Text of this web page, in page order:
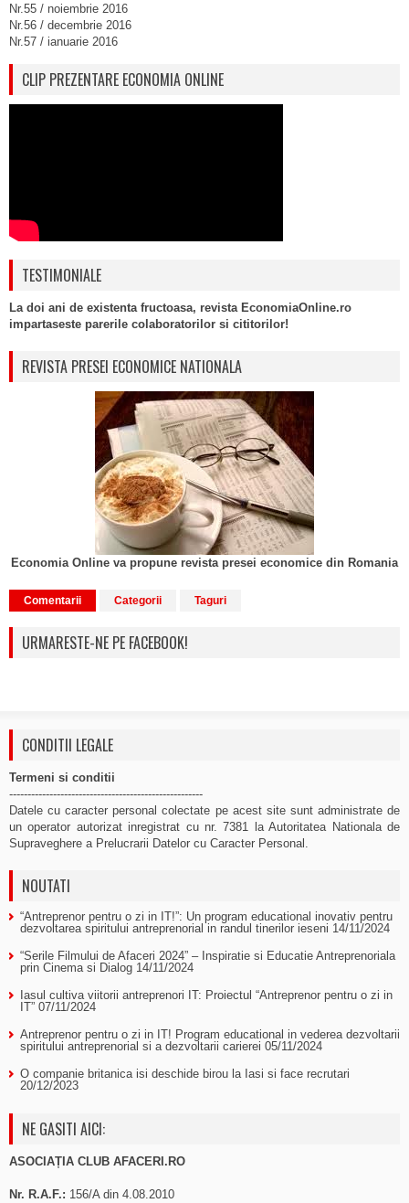
Nr.55 / noiembrie 2016
Nr.56 / decembrie 2016
Nr.57 / ianuarie 2016
CLIP PREZENTARE ECONOMIA ONLINE
TESTIMONIALE
La doi ani de existenta fructoasa, revista EconomiaOnline.ro
impartaseste parerile colaboratorilor si cititorilor!
REVISTA PRESEI ECONOMICE NATIONALA
Economia Online va propune revista presei economice din Romania
Comentarii Categorii Taguri
URMARESTE-NE PE FACEBOOK!
CONDITII LEGALE
Termeni si conditii
-----------------------------------------------------
Datele cu caracter personal colectate pe acest site sunt administrate de
un operator autorizat inregistrat cu nr. 7381 la Autoritatea Nationala de
Supraveghere a Prelucrarii Datelor cu Caracter Personal.
NOUTATI
“Antreprenor pentru o zi in IT!”: Un program educational inovativ pentru
dezvoltarea spiritului antreprenorial in randul tinerilor ieseni 14/11/2024
“Serile Filmului de Afaceri 2024” – Inspiratie si Educatie Antreprenoriala
prin Cinema si Dialog 14/11/2024
Iasul cultiva viitorii antreprenori IT: Proiectul “Antreprenor pentru o zi in
IT” 07/11/2024
Antreprenor pentru o zi in IT! Program educational in vederea dezvoltarii
spiritului antreprenorial si a dezvoltarii carierei 05/11/2024
O companie britanica isi deschide birou la Iasi si face recrutari
20/12/2023
NE GASITI AICI:
ASOCIAȚIA CLUB AFACERI.RO
Nr. R.A.F.: 156/A din 4.08.2010